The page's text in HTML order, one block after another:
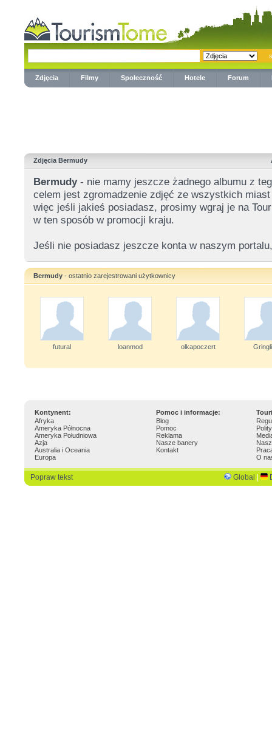
Zdjęcia Filmy Społeczność Hotele Forum
Zdjęcia Bermudy
Bermudy- nie mamy jeszcze żadnego albumu z
celem jest zgromadzenie zdjęć ze wszystkich
więc jeśli jakieś posiadasz, prosimy wgraj je na
w ten sposób w promocji kraju.
Jeśli nie posiadasz jeszcze konta w naszym
Bermudy - ostatnio zarejestrowani użytkownicy
futural loanmod olkapoczert
Kontynent: Pomoc i informacje:
Afryka
Ameryka Północna
Ameryka Południowa
Azja
Australia i Oceania
Europa
Blog
Pomoc
Reklama
Nasze banery
Kontakt
O
Popraw tekst Global